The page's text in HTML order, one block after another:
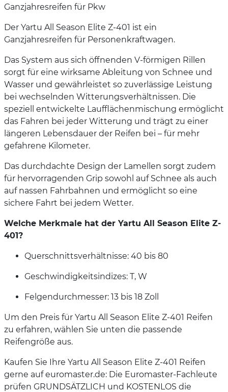
Ganzjahresreifen für Pkw
Der Yartu All Season Elite Z-401 ist ein
Ganzjahresreifen für Personenkraftwagen.
Das System aus sich öffnenden V-förmigen Rillen
sorgt für eine wirksame Ableitung von Schnee und
Wasser und gewährleistet so zuverlässige Leistung
bei wechselnden Witterungsverhältnissen. Die
speziell entwickelte Laufflächenmischung ermöglicht
das Fahren bei jeder Witterung und trägt zu einer
längeren Lebensdauer der Reifen bei – für mehr
gefahrene Kilometer.
Das durchdachte Design der Lamellen sorgt zudem
für hervorragenden Grip sowohl auf Schnee als auch
auf nassen Fahrbahnen und ermöglicht so eine
sichere Fahrt bei jedem Wetter.
Welche Merkmale hat der Yartu All Season Elite Z-
401?
Querschnittsverhältnisse: 40 bis 80
Geschwindigkeitsindizes: T, W
Felgendurchmesser: 13 bis 18 Zoll
Um den Preis für Yartu All Season Elite Z-401 Reifen
zu erfahren, wählen Sie unten die passende
Reifengröße aus.
Kaufen Sie Ihre Yartu All Season Elite Z-401 Reifen
gerne auf euromaster.de: Die Euromaster-Fachleute
prüfen GRUNDSÄTZLICH und KOSTENLOS die